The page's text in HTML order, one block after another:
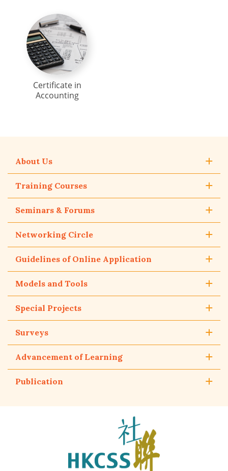
Certificate in
Accounting
About Us
Training Courses
Seminars & Forums
Networking Circle
Guidelines of Online Application
Models and Tools
Special Projects
Surveys
Advancement of Learning
Publication
Council